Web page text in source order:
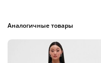
Аналогичные товары